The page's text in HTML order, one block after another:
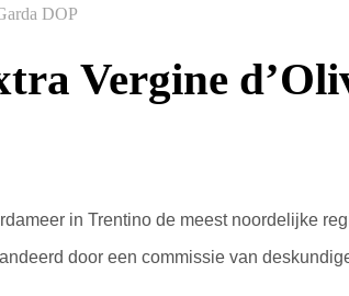
DOP
Vergine
in Trentino de meest noordelijke
door een commissie van